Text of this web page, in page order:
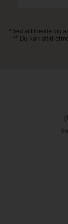
* Ved at tilmelde dig
** Du kan altid